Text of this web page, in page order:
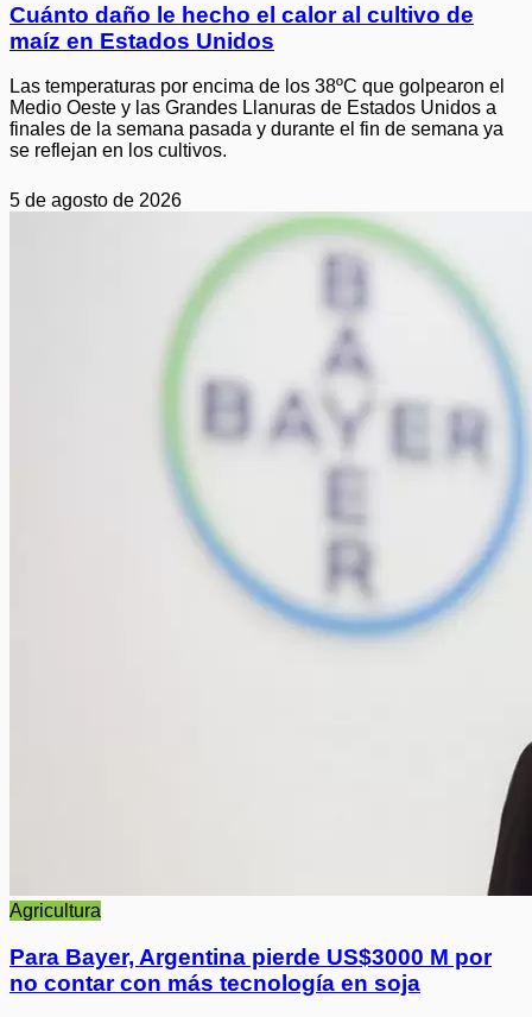
Cuánto daño le hecho el calor al cultivo de
maíz en Estados Unidos
Las temperaturas por encima de los 38ºC que golpearon el
Medio Oeste y las Grandes Llanuras de Estados Unidos a
finales de la semana pasada y durante el fin de semana ya
se reflejan en los cultivos.
5 de agosto de 2026
Agricultura
Para Bayer, Argentina pierde US$3000 M por
no contar con más tecnología en soja